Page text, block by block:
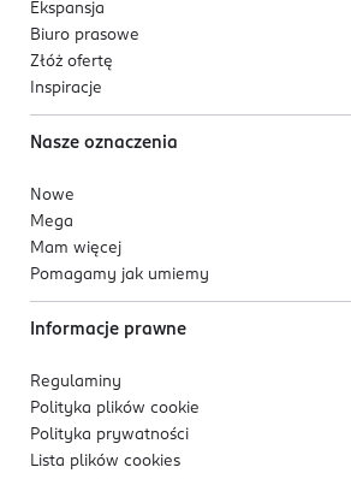
Ekspansja
Biuro prasowe
Złóż ofertę
Inspiracje
Nasze oznaczenia
Nowe
Mega
Mam więcej
Pomagamy jak umiemy
Informacje prawne
Regulaminy
Polityka plików cookie
Polityka prywatności
Lista plików cookies